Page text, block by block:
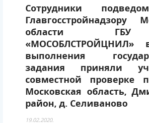
Сотрудники
Главгосстройнадзору
области
«МОСОБЛСТРОЙЦНИЛ»
выполнения
задания приняли
совместной проверке
Московская область,
район, д. Селиваново
19.02.2020.